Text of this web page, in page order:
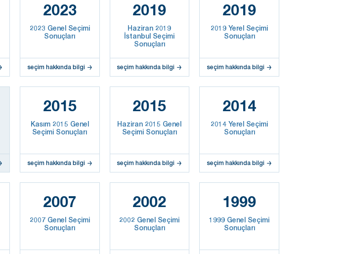
2023
2023 Genel Seçimi
Sonuçları
seçim hakkında bilgi
2019
Haziran 2019
İstanbul Seçimi
Sonuçları
seçim hakkında bilgi
2019
2019 Yerel Seçimi
Sonuçları
seçim hakkında bilgi
2015
Kasım 2015 Genel
Seçimi Sonuçları
seçim hakkında bilgi
2015
Haziran 2015 Genel
Seçimi Sonuçları
seçim hakkında bilgi
2014
2014 Yerel Seçimi
Sonuçları
seçim hakkında bilgi
2007
2007 Genel Seçimi
Sonuçları
2002
2002 Genel Seçimi
Sonuçları
1999
1999 Genel Seçimi
Sonuçları